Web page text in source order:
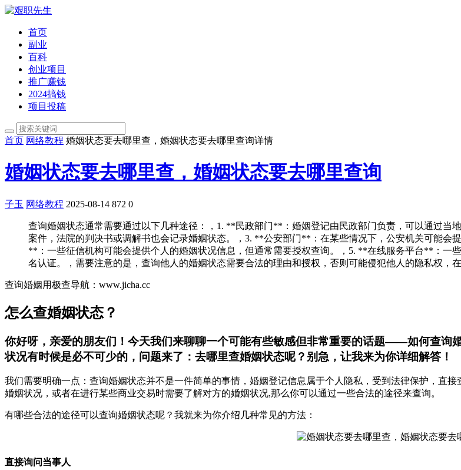
首页
副业
百科
创业项目
推广赚钱
2024搞钱
项目投稿
首页 网络教程 婚姻状态要去哪里查，婚姻状态要去哪里查询详情
婚姻状态要去哪里查，婚姻状态要去哪里查询
子玉 网络教程 2025-08-14 872 0
查询婚姻状态通常需要通过以下几种途径：，1. **民政部门**：婚姻登记由民政部门负责，可以通过
案件，法院的判决书或调解书也会记录婚姻状态。，3. **公安部门**：在某些情况下，公安机关可能会
**：一些征信机构可能会提供个人的婚姻状况信息，但通常需要授权查询。，5. **在线服务平台**：一
名认证。，需要注意的是，查询他人的婚姻状态需要合法的理由和授权，否则可能侵犯他人的隐私权，
查询婚姻用极查导航：www.jicha.cc
怎么查婚姻状态？
你好呀，亲爱的朋友们！今天我们来聊聊一个可能有些敏感但非常重要的话题——如何查询
状况有时候是必不可少的，问题来了：去哪里查婚姻状态呢？别急，让我来为你详细解答！
我们需要明确一点：查询婚姻状态并不是一件简单的事情，婚姻登记信息属于个人隐私，受到法律保护，直
婚姻状况，或者在进行某些商业交易时需要了解对方的婚姻状况,那么你可以通过一些合法的途径来查询。
有哪些合法的途径可以查询婚姻状态呢？我就来为你介绍几种常见的方法：
直接询问当事人